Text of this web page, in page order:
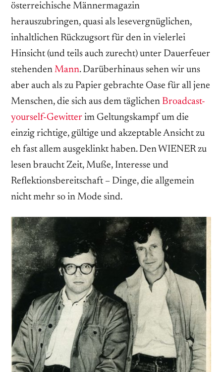
österreichische Männermagazin
herauszubringen, quasi als lesevergnüglichen,
inhaltlichen Rückzugsort für den in vielerlei
Hinsicht (und teils auch zurecht) unter Dauerfeuer
stehenden Mann. Darüberhinaus sehen wir uns
aber auch als zu Papier gebrachte Oase für all jene
Menschen, die sich aus dem täglichen Broadcast-
yourself-Gewitter im ­Geltungskampf um die
einzig richtige, gültige und akzeptable Ansicht zu
eh fast allem ausgeklinkt haben. Den WIENER zu
lesen braucht Zeit, Muße, Interesse und
Reflektionsbereitschaft – Dinge, die allgemein
nicht mehr so in Mode sind.